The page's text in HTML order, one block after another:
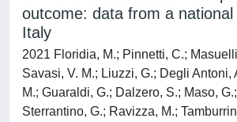
outcome: data from a national
Italy
2021 Floridia, M.; Pinnetti, C.;
Savasi, V. M.; Liuzzi, G.; Degli Antoni,
M.; Guaraldi, G.; Dalzero, S.; Maso,
Sterrantino, G.; Ravizza, M.;